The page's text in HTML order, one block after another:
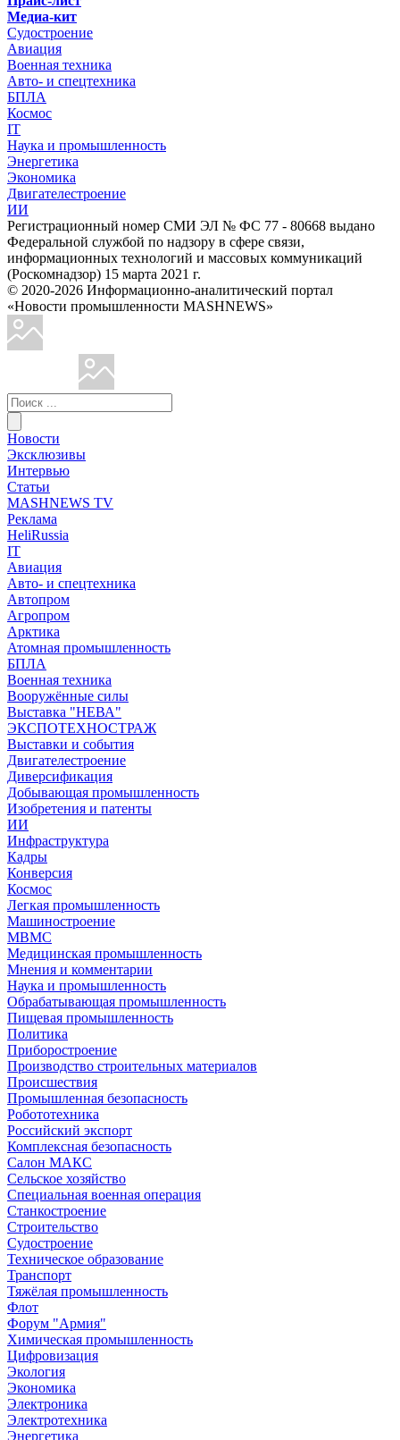
Медиа-кит
Судостроение
Авиация
Военная техника
Авто- и спецтехника
БПЛА
Космос
IT
Наука и промышленность
Энергетика
Экономика
Двигателестроение
ИИ
Регистрационный номер СМИ ЭЛ № ФС 77 - 80668 выдано
Федеральной службой по надзору в сфере связи,
информационных технологий и массовых коммуникаций
(Роскомнадзор) 15 марта 2021 г.
© 2020-2026 Информационно-аналитический портал
«Новости промышленности MASHNEWS»
Новости
Эксклюзивы
Интервью
Статьи
MASHNEWS TV
Реклама
HeliRussia
IT
Авиация
Авто- и спецтехника
Автопром
Агропром
Арктика
Атомная промышленность
БПЛА
Военная техника
Вооружённые силы
Выставка "НЕВА"
ЭКСПОТЕХНОСТРАЖ
Выставки и события
Двигателестроение
Диверсификация
Добывающая промышленность
Изобретения и патенты
ИИ
Инфраструктура
Кадры
Конверсия
Космос
Легкая промышленность
Машиностроение
МВМС
Медицинская промышленность
Мнения и комментарии
Наука и промышленность
Обрабатывающая промышленность
Пищевая промышленность
Политика
Приборостроение
Производство строительных материалов
Происшествия
Промышленная безопасность
Робототехника
Российский экспорт
Комплексная безопасность
Салон МАКС
Сельское хозяйство
Специальная военная операция
Станкостроение
Строительство
Судостроение
Техническое образование
Транспорт
Тяжёлая промышленность
Флот
Форум "Армия"
Химическая промышленность
Цифровизация
Экология
Экономика
Электроника
Электротехника
Энергетика